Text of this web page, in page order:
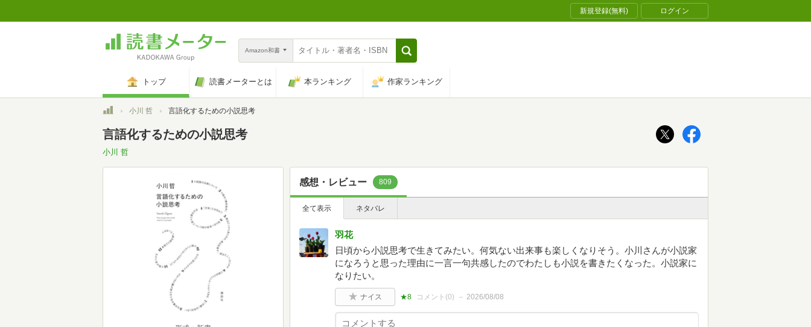
新規登録(無料) ログイン
Amazon和書
トップ 読書メーターとは 本ランキング 作家ランキング
トップ小川 哲 言語化するための小説思考
言語化するための小説思考
小川 哲
感想・レビュー 809
全て表示 ネタバレ
羽花
日頃から小説思考で生きてみたい。何気ない出来事も楽しくなりそう。小川さんが小説家
になろうと思った理由に一言一句共感したのでわたしも小説を書きたくなった。小説家に
なりたい。
ナイス ★8 コメント(0) 2026/08/08